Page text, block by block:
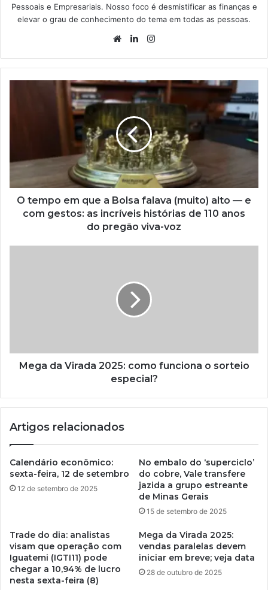
Pessoais e Empresariais. Nosso foco é desmistificar as finanças e
elevar o grau de conhecimento do tema em todas as pessoas.
WebsiteLinkedin
O tempo em que a Bolsa falava (muito) alto — e
com gestos: as incríveis histórias de 110 anos
do pregão viva-voz
Mega da Virada 2025: como funciona o sorteio
especial?
Artigos relacionados
Calendário econômico:
sexta-feira, 12 de setembro
12 de setembro de 2025
No embalo do ‘superciclo’
do cobre, Vale transfere
jazida a grupo estreante
de Minas Gerais
15 de setembro de 2025
Trade do dia: analistas
visam que operação com
Iguatemi (IGTI11) pode
chegar a 10,94% de lucro
nesta sexta-feira (8)
Mega da Virada 2025:
vendas paralelas devem
iniciar em breve; veja data
28 de outubro de 2025